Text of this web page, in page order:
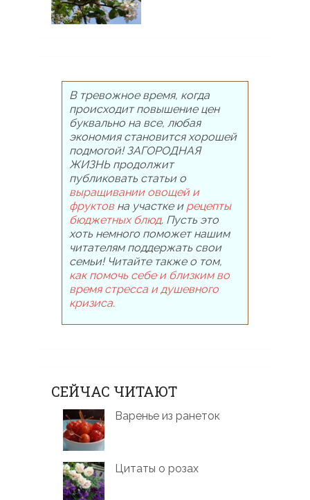
В тревожное время, когда
происходит повышение цен
буквально на все, любая
экономия становится хорошей
подмогой! ЗАГОРОДНАЯ
ЖИЗНЬ продолжит
публиковать статьи о
выращивании овощей и
фруктовна участке и рецепты
бюджетных блюд. Пусть это
хоть немного поможет нашим
читателям поддержать свои
семьи! Читайте также о том,
как помочь себе и близким во
время стресса и душевного
кризиса.
СЕЙЧАС ЧИТАЮТ
Варенье из ранеток
Цитаты о розах